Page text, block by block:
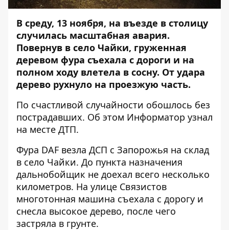
В среду, 13 ноября, на въезде в столицу
случилась масштабная авария.
Повернув в село Чайки, груженная
деревом фура съехала с дороги и на
полном ходу влетела в сосну. От удара
дерево рухнуло на проезжую часть.
По счастливой случайности обошлось без
пострадавших. Об этом Информатор узнал
на месте ДТП.
Фура DAF везла ДСП с Запорожья на склад
в село Чайки. До пункта назначения
дальнобойщик не доехал всего несколько
километров. На улице Связистов
многотонная машина съехала с дорогу и
снесла высокое дерево, после чего
застряла в грунте.